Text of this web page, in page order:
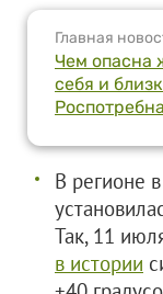
Главная
Чем опасна
себя и
В регионе
Так, 11
в истории